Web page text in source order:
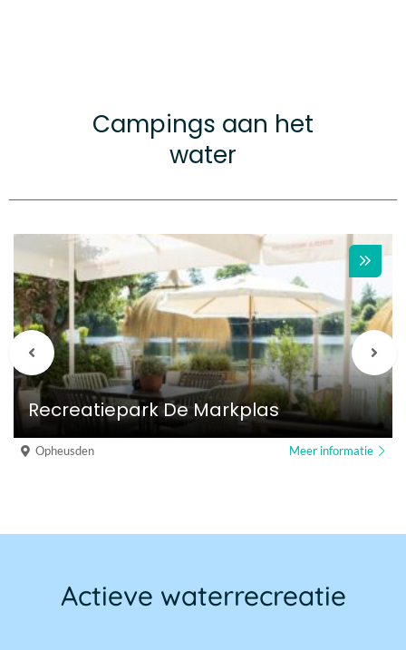
Campings aan het
water
Vorige
berichten
Recreatiepark De Markplas
Opheusden Meer informatie
Actieve waterrecreatie